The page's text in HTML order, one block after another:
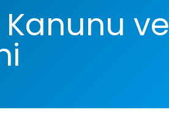
Kanunu ve